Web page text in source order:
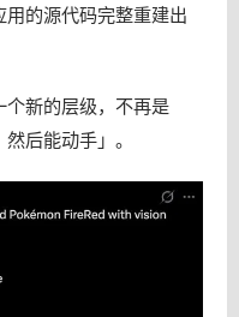
的源代码完整重建出
个新的层级，不再是
后能动手」。